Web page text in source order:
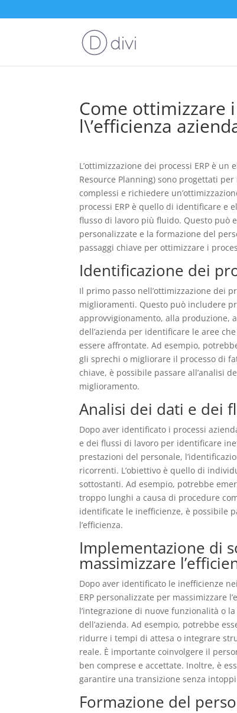
Come ottimizzare
l\’efficienza
L’ottimizzazione dei processi ERP è
Resource Planning) sono progettati
complessi e richiedere
processi ERP è quello di identificare
flusso di lavoro più fluido. Questo può
personalizzate e la formazione del
passaggi chiave per ottimizzare i
Identificazione dei
Il primo passo nell’ottimizzazione dei
miglioramenti. Questo può includere
approvvigionamento, alla produzione,
dell’azienda per identificare le aree
essere affrontate. Ad esempio,
gli sprechi o migliorare il processo di
chiave, è possibile passare all’analisi
miglioramento.
Analisi dei dati e dei
Dopo aver identificato i processi
e dei flussi di lavoro per identificare
prestazioni del personale,
ricorrenti. L’obiettivo è quello di
sottostanti. Ad esempio, potrebbe
troppo lunghi a causa di procedure
identificate le inefficienze, è possibile
l’efficienza.
Implementazione di
massimizzare
Dopo aver identificato le inefficienze
ERP personalizzate per massimizzare
l’integrazione di nuove funzionalità o
dell’azienda. Ad esempio, potrebbe
ridurre i tempi di attesa o integrare
reale. È importante coinvolgere il
ben comprese e accettate. Inoltre, è
garantire una transizione senza
Formazione del